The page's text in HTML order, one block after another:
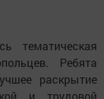
тематическая
Ребята
раскрытие